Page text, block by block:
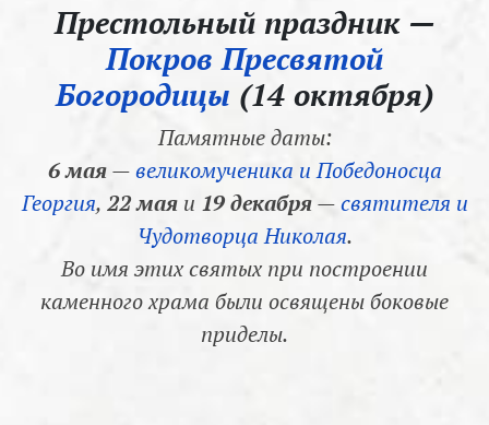
Престольный праздник —
Покров Пресвятой
Богородицы (14 октября)
Памятные даты:
6 мая—великомученика и Победоносца
Георгия, 22 маяи 19 декабря—святителя и
Чудотворца Николая.
Во имя этих святых при построении
каменного храма были освящены боковые
приделы.